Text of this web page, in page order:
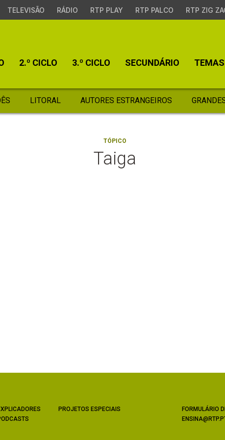
TELEVISÃO RÁDIO RTP PLAY RTP PALCO RTP ZIG
2.º CICLO 3.º CICLO SECUNDÁRIO TEMAS
LITORAL AUTORES ESTRANGEIROS
TÓPICO
Taiga
PROJETOS ESPECIAIS
FORMULÁRIO